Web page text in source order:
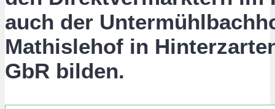
auch der
Mathislehof in
GbR bilden.